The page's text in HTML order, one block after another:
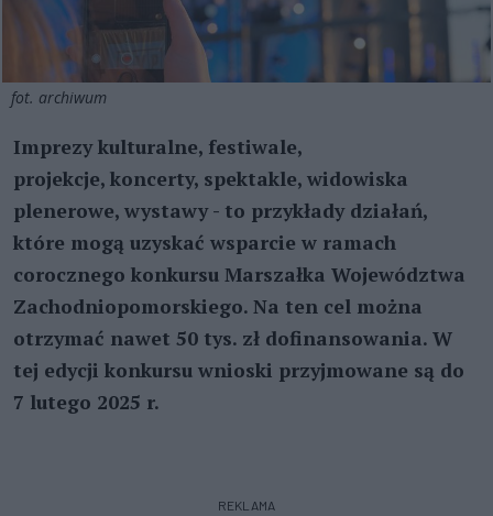
fot. archiwum
Imprezy kulturalne, festiwale,
projekcje, koncerty, spektakle, widowiska
plenerowe, wystawy - to przykłady działań,
które mogą uzyskać wsparcie w ramach
corocznego konkursu Marszałka Województwa
Zachodniopomorskiego. Na ten cel można
otrzymać nawet 50 tys. zł dofinansowania. W
tej edycji konkursu wnioski przyjmowane są do
7 lutego 2025 r.
REKLAMA